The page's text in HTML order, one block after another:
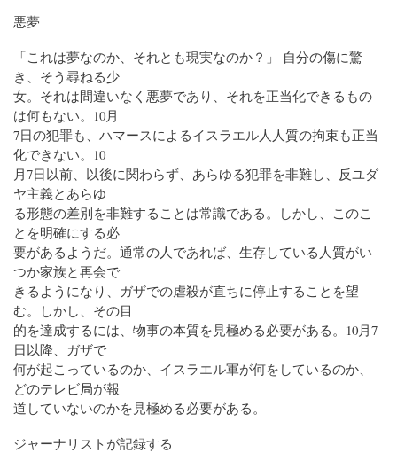
悪夢
「これは夢なのか、それとも現実なのか？」 自分の傷に驚
き、そう尋ねる少
女。それは間違いなく悪夢であり、それを正当化できるもの
は何もない。10月
7日の犯罪も、ハマースによるイスラエル人人質の拘束も正当
化できない。10
月7日以前、以後に関わらず、あらゆる犯罪を非難し、反ユダ
ヤ主義とあらゆ
る形態の差別を非難することは常識である。しかし、このこ
とを明確にする必
要があるようだ。通常の人であれば、生存している人質がい
つか家族と再会で
きるようになり、ガザでの虐殺が直ちに停止することを望
む。しかし、その目
的を達成するには、物事の本質を見極める必要がある。10月7
日以降、ガザで
何が起こっているのか、イスラエル軍が何をしているのか、
どのテレビ局が報
道していないのかを見極める必要がある。
ジャーナリストが記録する